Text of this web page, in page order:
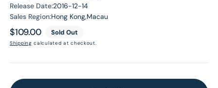
Release Date:2016-12-14
Sales Region:Hong Kong,Macau
Regular
price
$109.00 Sold Out
Shipping calculated at checkout.